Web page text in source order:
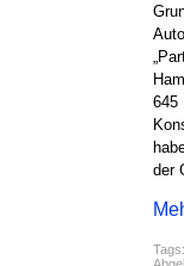
645
der